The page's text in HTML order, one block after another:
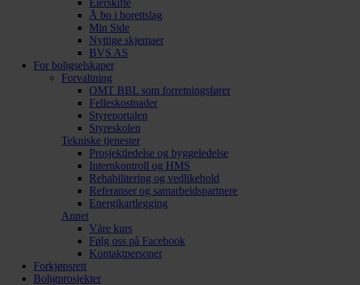
Eierskifte
Å bo i borettslag
Min Side
Nyttige skjemaer
BVS AS
For boligselskaper
Forvaltning
OMT BBL som forretningsfører
Felleskostnader
Styreportalen
Styreskolen
Tekniske tjenester
Prosjektledelse og byggeledelse
Internkontroll og HMS
Rehabilitering og vedlikehold
Referanser og samarbeidspartnere
Energikartlegging
Annet
Våre kurs
Følg oss på Facebook
Kontaktpersoner
Forkjøpsrett
Boligprosjekter